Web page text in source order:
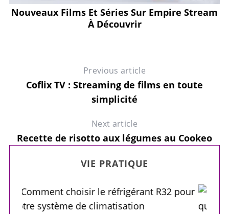
Nouveaux Films Et Séries Sur Empire Stream
À Découvrir
Previous article
Coflix TV : Streaming de films en toute
simplicité
Next article
Recette de risotto aux légumes au Cookeo
VIE PRATIQUE